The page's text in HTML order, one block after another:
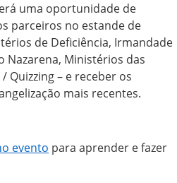
uma oportunidade de
parceiros no estande de
de Deficiência, Irmandade
Nazarena, Ministérios das
Quizzing – e receber os
mais recentes.
evento para aprender e fazer